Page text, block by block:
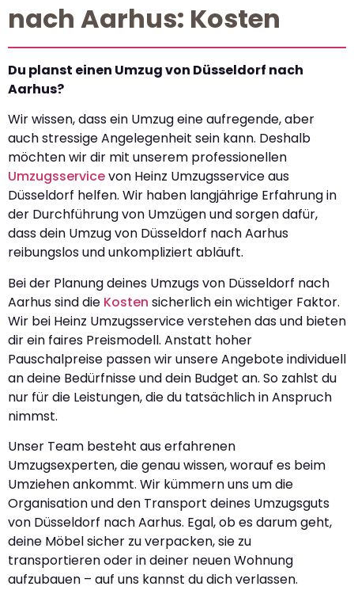
nach Aarhus: Kosten
Du planst einen Umzug von Düsseldorf nach
Aarhus?
Wir wissen, dass ein Umzug eine aufregende, aber
auch stressige Angelegenheit sein kann. Deshalb
möchten wir dir mit unserem professionellen
Umzugsservicevon Heinz Umzugsservice aus
Düsseldorf helfen. Wir haben langjährige Erfahrung in
der Durchführung von Umzügen und sorgen dafür,
dass dein Umzug von Düsseldorf nach Aarhus
reibungslos und unkompliziert abläuft.
Bei der Planung deines Umzugs von Düsseldorf nach
Aarhus sind die Kosten sicherlich ein wichtiger Faktor.
Wir bei Heinz Umzugsservice verstehen das und bieten
dir ein faires Preismodell. Anstatt hoher
Pauschalpreise passen wir unsere Angebote individuell
an deine Bedürfnisse und dein Budget an. So zahlst du
nur für die Leistungen, die du tatsächlich in Anspruch
nimmst.
Unser Team besteht aus erfahrenen
Umzugsexperten, die genau wissen, worauf es beim
Umziehen ankommt. Wir kümmern uns um die
Organisation und den Transport deines Umzugsguts
von Düsseldorf nach Aarhus. Egal, ob es darum geht,
deine Möbel sicher zu verpacken, sie zu
transportieren oder in deiner neuen Wohnung
aufzubauen – auf uns kannst du dich verlassen.